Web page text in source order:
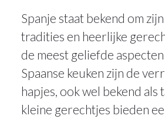
Spanje staat bekend om
tradities en heerlijke
de meest geliefde
Spaanse keuken zijn de
hapjes, ook wel bekend als
kleine gerechtjes bieden